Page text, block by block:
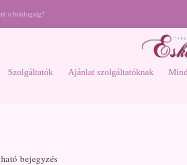
a boldogság?
Szolgáltatók Ajánlat szolgáltatóknak
bejegyzés